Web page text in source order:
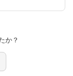
か？